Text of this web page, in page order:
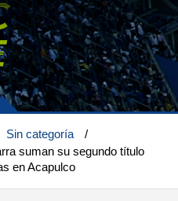
Sin categoría
/
suman su segundo título
en Acapulco